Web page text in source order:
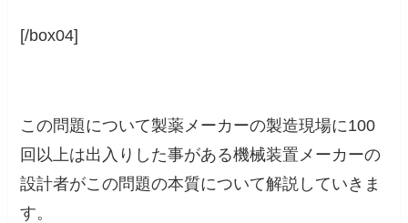
[/box04]
この問題について製薬メーカーの製造現場に100
回以上は出入りした事がある機械装置メーカーの
設計者がこの問題の本質について解説していきま
す。